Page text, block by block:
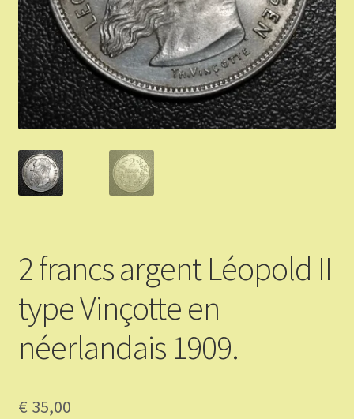
Validation de la commande
Vous Vendez
Articles Or et Argent
Conditions d’utilisation
Mon compte
2 francs argent Léopold II
type Vinçotte en
néerlandais 1909.
€ 35,00